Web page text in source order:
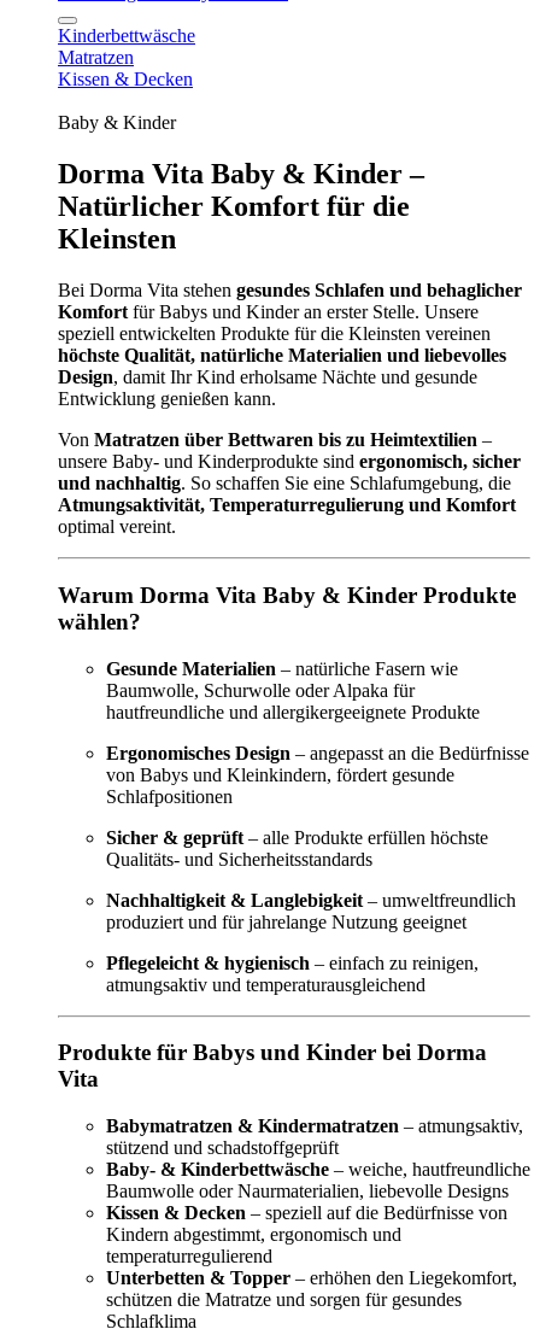
Kinderbettwäsche
Matratzen
Kissen & Decken
Baby & Kinder
Dorma Vita Baby & Kinder –
Natürlicher Komfort für die
Kleinsten
Bei Dorma Vita stehen gesundes Schlafen und behaglicher
Komfort für Babys und Kinder an erster Stelle. Unsere
speziell entwickelten Produkte für die Kleinsten vereinen
höchste Qualität, natürliche Materialien und liebevolles
Design, damit Ihr Kind erholsame Nächte und gesunde
Entwicklung genießen kann.
Von Matratzen über Bettwaren bis zu Heimtextilien –
unsere Baby- und Kinderprodukte sind ergonomisch, sicher
und nachhaltig. So schaffen Sie eine Schlafumgebung, die
Atmungsaktivität, Temperaturregulierung und Komfort
optimal vereint.
Warum Dorma Vita Baby & Kinder Produkte
wählen?
Gesunde Materialien – natürliche Fasern wie
Baumwolle, Schurwolle oder Alpaka für
hautfreundliche und allergikergeeignete Produkte
Ergonomisches Design – angepasst an die Bedürfnisse
von Babys und Kleinkindern, fördert gesunde
Schlafpositionen
Sicher & geprüft – alle Produkte erfüllen höchste
Qualitäts- und Sicherheitsstandards
Nachhaltigkeit & Langlebigkeit – umweltfreundlich
produziert und für jahrelange Nutzung geeignet
Pflegeleicht & hygienisch – einfach zu reinigen,
atmungsaktiv und temperaturausgleichend
Produkte für Babys und Kinder bei Dorma
Vita
Babymatratzen & Kindermatratzen – atmungsaktiv,
stützend und schadstoffgeprüft
Baby- & Kinderbettwäsche – weiche, hautfreundliche
Baumwolle oder Naurmaterialien, liebevolle Designs
Kissen & Decken – speziell auf die Bedürfnisse von
Kindern abgestimmt, ergonomisch und
temperaturregulierend
Unterbetten & Topper – erhöhen den Liegekomfort,
schützen die Matratze und sorgen für gesundes
Schlafklima